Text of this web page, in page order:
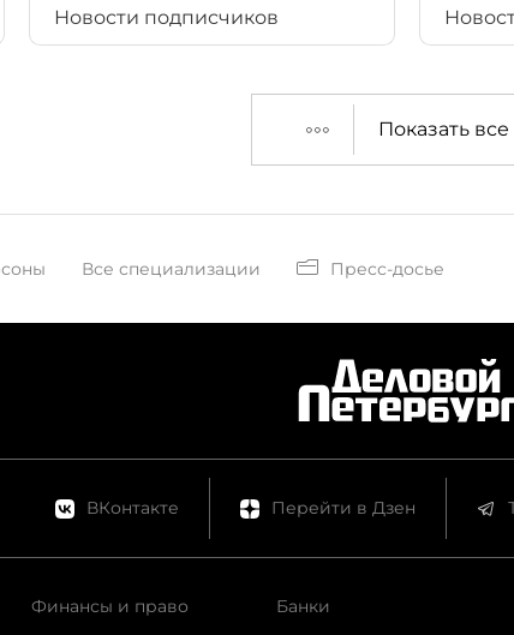
Новости подписчиков
Показать все
Все специализации Пресс-досье
ВКонтакте Перейти в Дзен
Финансы и право
Банки